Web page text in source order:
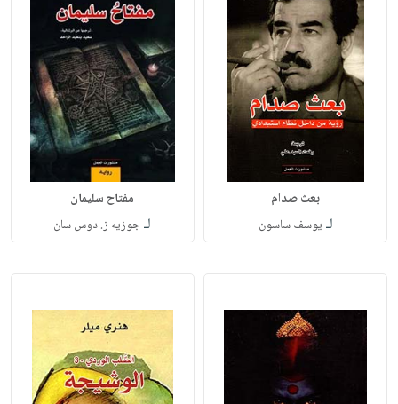
بعث صدام
لـ يوسف ساسون
مفتاح سليمان
لـجوزيه ز. دوس سان